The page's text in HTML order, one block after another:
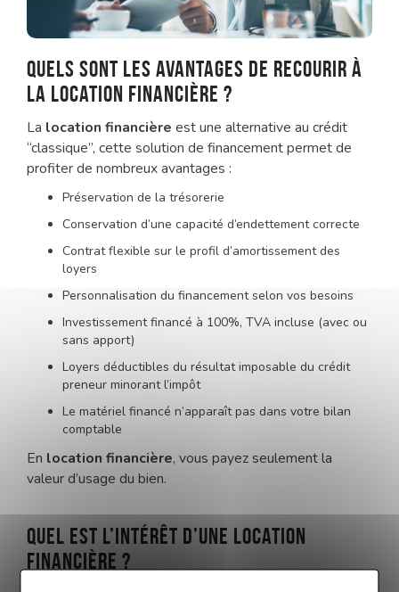
Quels sont les avantages de recourir à
la location financière ?
La location financière est une alternative au crédit
“classique”, cette solution de financement permet de
profiter de nombreux avantages :
Préservation de la trésorerie
Conservation d’une capacité d’endettement correcte
Contrat flexible sur le profil d’amortissement des
loyers
Personnalisation du financement selon vos besoins
Investissement financé à 100%, TVA incluse (avec ou
sans apport)
Loyers déductibles du résultat imposable du crédit
preneur minorant l’impôt
Le matériel financé n’apparaît pas dans votre bilan
comptable
En location financière, vous payez seulement la
valeur d’usage du bien.
Quel est l’intérêt d’une location
financière ?